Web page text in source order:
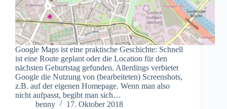
Google Maps ist eine praktische Geschichte: Schnell
ist eine Route geplant oder die Location für den
nächsten Geburtstag gefunden. Allerdings verbietet
Google die Nutzung von (bearbeiteten) Screenshots,
z.B. auf der eigenen Homepage. Wenn man also
nicht aufpasst, begibt man sich…
benny
17. Oktober 2018